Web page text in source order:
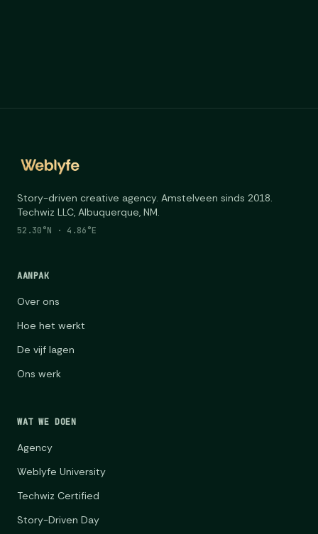
Story-driven creative agency. Amstelveen sinds 2018.
Techwiz LLC, Albuquerque, NM.
52.30°N · 4.86°E
AANPAK
Over ons
Hoe het werkt
De vijf lagen
Ons werk
WAT WE DOEN
Agency
Weblyfe University
Techwiz Certified
Story-Driven Day